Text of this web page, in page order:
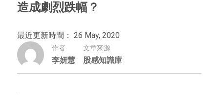
造成劇烈跌幅？
最近更新時間： 26 May, 2020
作者
李妍慧
文章來源
股感知識庫